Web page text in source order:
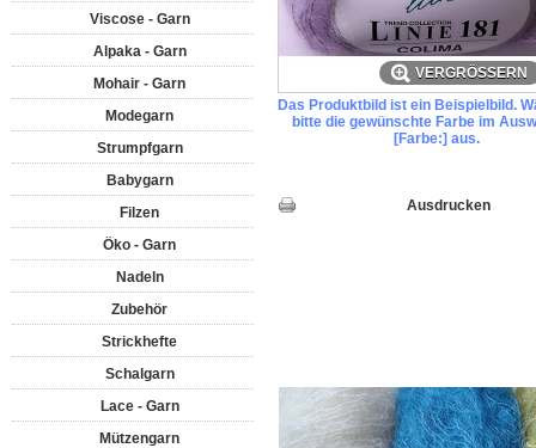
Viscose - Garn
Alpaka - Garn
Mohair - Garn
Modegarn
Strumpfgarn
Babygarn
Filzen
Öko - Garn
Nadeln
Zubehör
Strickhefte
Schalgarn
Lace - Garn
Mützengarn
VERGRÖSSERN
Das Produktbild ist ein Beispielbild.
bitte die gewünschte Farbe im
[Farbe:] aus.
Ausdrucken